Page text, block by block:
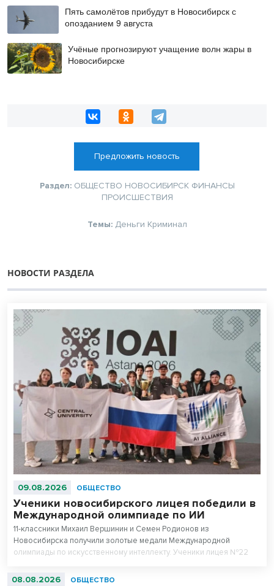
Пять самолётов прибудут в Новосибирск с
опозданием 9 августа
Учёные прогнозируют учащение волн жары в
Новосибирске
Предложить новость
Раздел: ОБЩЕСТВО НОВОСИБИРСК ФИНАНСЫ
ПРОИСШЕСТВИЯ
Темы: Деньги Криминал
НОВОСТИ РАЗДЕЛА
09.08.2026 ОБЩЕСТВО
Ученики новосибирского лицея победили в
Международной олимпиаде по ИИ
11-классники Михаил Вершинин и Семен Родионов из
Новосибирска получили золотые медали Международной
олимпиады по искусственному интеллекту. Ученики лицея №22
абсолютными чемпионами соревнований.
08.08.2026 ОБЩЕСТВО